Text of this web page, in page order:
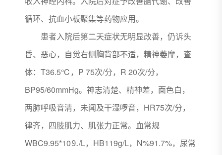
循环、抗血小板聚集等药物应用。
患者入院后第二天症状无明显改善，仍诉头
昏、恶心，自觉右侧胸背部不适，精神萎靡，查
体：T36.5℃，P 75次/分，R 20次/分，
BP95/60mmHg。神志清楚、精神差，面色白，
两肺呼吸音清，未闻及干湿啰音，HR75次/分，
律齐，四肢肌力、肌张力正常。血常规
WBC9.95*10⒐/L，HB119g/L，N%91.7%，尿常